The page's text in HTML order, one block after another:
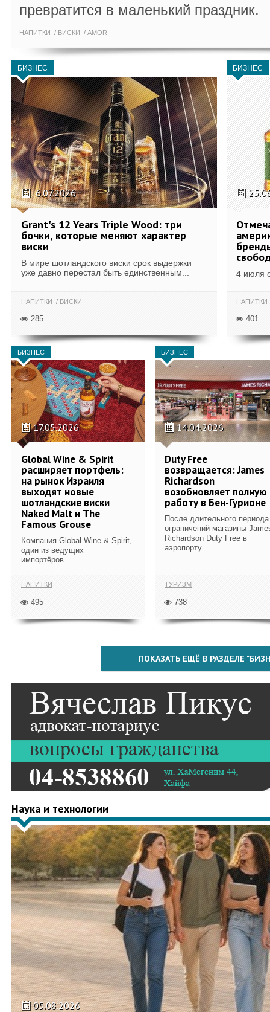
превратится в маленький праздник.
НАПИТКИ ВИСКИ AMOR
БИЗНЕС
6.07.2026
Grant's 12 Years Triple Wood: три
бочки, которые меняют характер
виски
В мире шотландского виски срок выдержки
уже давно перестал быть единственным...
НАПИТКИ ВИСКИ
285
БИЗНЕС
4 июля
НАПИТКИ
401
БИЗНЕС
17.05.2026
Global Wine & Spirit
расширяет портфель:
на рынок Израиля
выходят новые
шотландские виски
Naked Malt и The
Famous Grouse
Компания Global Wine & Spirit,
один из ведущих
импортёров...
НАПИТКИ
495
БИЗНЕС
14.04.2026
Duty Free
возвращается: James
Richardson
возобновляет полную
работу в Бен-Гурионе
После длительного периода
ограничений магазины
Richardson Duty Free в
аэропорту...
ТУРИЗМ
738
ПОКАЗАТЬ ЕЩЁ В РАЗДЕЛЕ
Наука и технологии
05.08.2026